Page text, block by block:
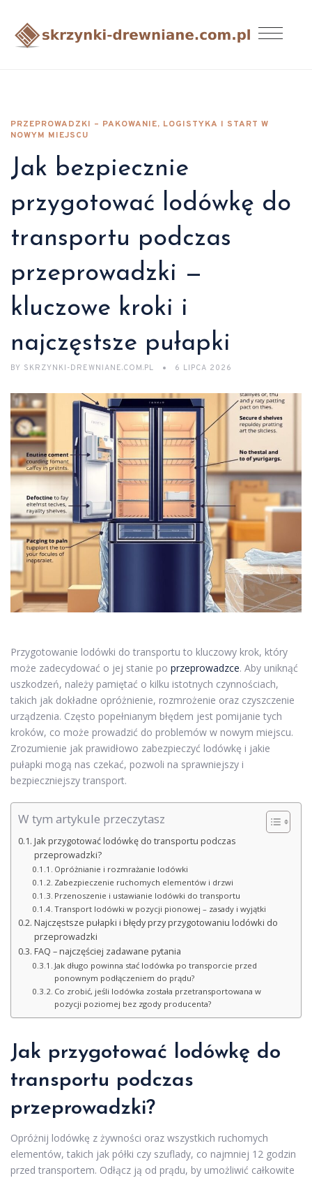
PRZEPROWADZKI – PAKOWANIE, LOGISTYKA I START W
NOWYM MIEJSCU
Jak bezpiecznie
przygotować lodówkę do
transportu podczas
przeprowadzki —
kluczowe kroki i
najczęstsze pułapki
BY SKRZYNKI-DREWNIANE.COM.PL 6 LIPCA 2026
Przygotowanie lodówki do transportu to kluczowy krok, który
może zadecydować o jej stanie po przeprowadzce. Aby uniknąć
uszkodzeń, należy pamiętać o kilku istotnych czynnościach,
takich jak dokładne opróżnienie, rozmrożenie oraz czyszczenie
urządzenia. Często popełnianym błędem jest pomijanie tych
kroków, co może prowadzić do problemów w nowym miejscu.
Zrozumienie jak prawidłowo zabezpieczyć lodówkę i jakie
pułapki mogą nas czekać, pozwoli na sprawniejszy i
bezpieczniejszy transport.
W tym artykule przeczytasz
Jak przygotować lodówkę do transportu podczas
przeprowadzki?
Opróżnianie i rozmrażanie lodówki
Zabezpieczenie ruchomych elementów i drzwi
Przenoszenie i ustawianie lodówki do transportu
Transport lodówki w pozycji pionowej – zasady i wyjątki
Najczęstsze pułapki i błędy przy przygotowaniu lodówki do
przeprowadzki
FAQ – najczęściej zadawane pytania
Jak długo powinna stać lodówka po transporcie przed
ponownym podłączeniem do prądu?
Co zrobić, jeśli lodówka została przetransportowana w
pozycji poziomej bez zgody producenta?
Jak przygotować lodówkę do
transportu podczas
przeprowadzki?
Opróżnij lodówkę z żywności oraz wszystkich ruchomych
elementów, takich jak półki czy szuflady, co najmniej 12 godzin
przed transportem. Odłącz ją od prądu, by umożliwić całkowite